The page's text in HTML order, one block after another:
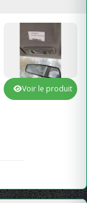
Voir le produit